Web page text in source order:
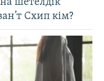
Схип кім?